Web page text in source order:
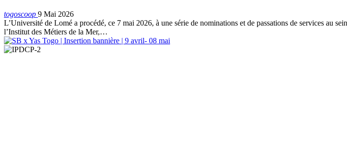
togoscoop 9 Mai 2026
L’Université de Lomé a procédé, ce 7 mai 2026, à une série de nominations et de passations de services au
l’Institut des Métiers de la Mer,…